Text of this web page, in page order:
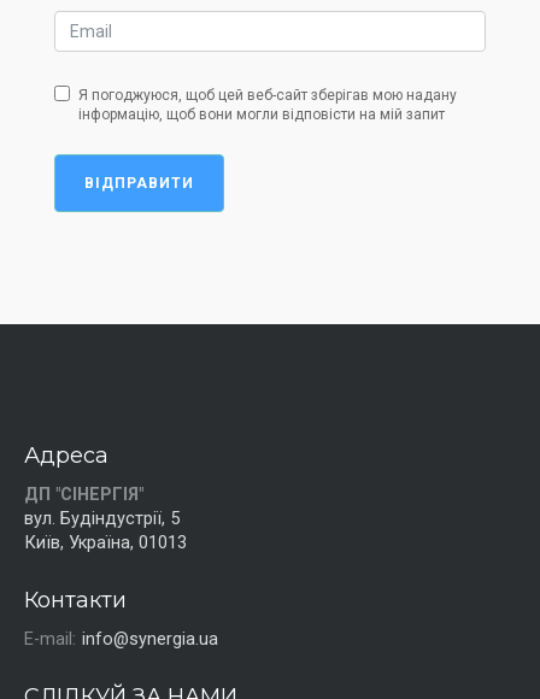
Я погоджуюся, щоб цей веб-сайт зберігав мою надану
інформацію, щоб вони могли відповісти на мій запит
ВІДПРАВИТИ
Адреса
ДП "СІНЕРГІЯ"
вул. Будіндустрії, 5
Київ, Україна, 01013
Контакти
E-mail: info@synergia.ua